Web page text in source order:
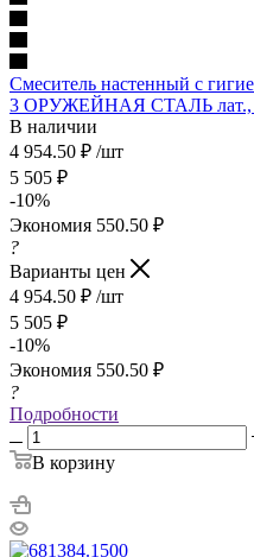
Смеситель настенный с
3 ОРУЖЕЙНАЯ СТАЛЬ лат.,
В наличии
4 954.50 ₽ /шт
5 505 ₽
-10%
Экономия 550.50 ₽
?
Варианты цен
4 954.50 ₽ /шт
5 505 ₽
-10%
Экономия 550.50 ₽
?
Подробности
В корзину